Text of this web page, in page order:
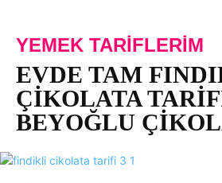
YEMEK TARIFLERIM
EVDE TAM
ÇIKOLATA
BEYOĞLU